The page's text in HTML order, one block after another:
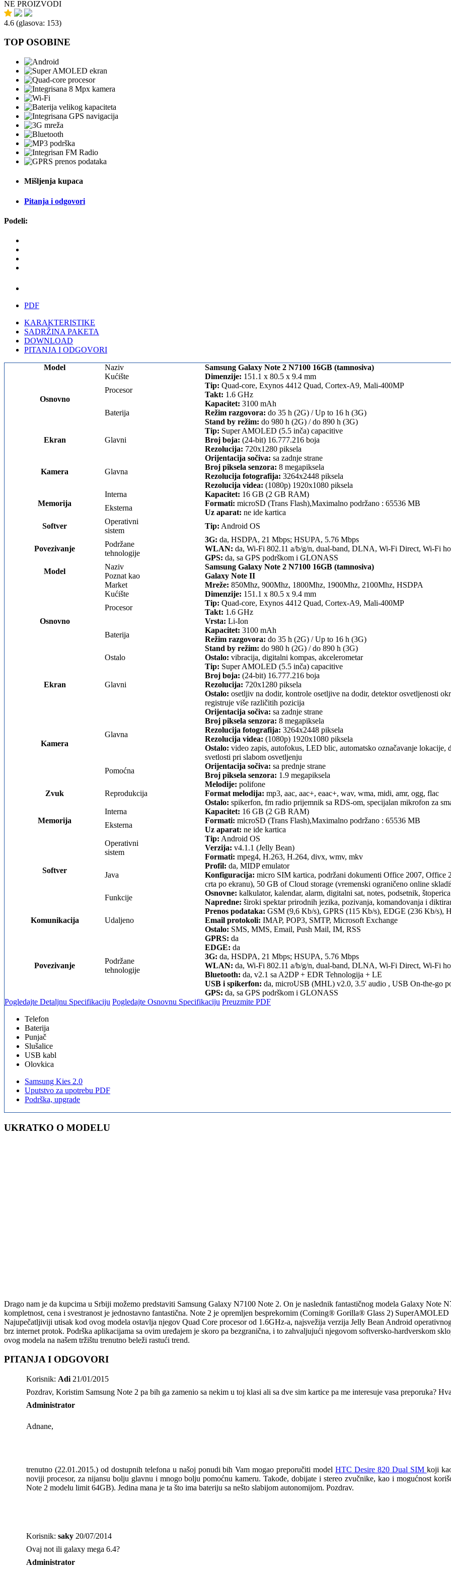
NE PROIZVODI
4.6 (glasova: 153)
TOP OSOBINE
Mišljenja kupaca
Pitanja i odgovori
Podeli:
PDF
KARAKTERISTIKE
SADRŽINA PAKETA
DOWNLOAD
PITANJA I ODGOVORI
Model Naziv Samsung Galaxy Note 2 N7100 16GB (tamnosiva)
Osnovno
Kućište Dimenzije: 151.1 x 80.5 x 9.4 mm
Procesor
Tip: Quad-core, Exynos 4412 Quad, Cortex-A9, Mali-400MP
Takt: 1.6 GHz
Baterija
Kapacitet: 3100 mAh
Režim razgovora: do 35 h (2G) / Up to 16 h (3G)
Stand by režim: do 980 h (2G) / do 890 h (3G)
Ekran Glavni
Tip: Super AMOLED (5.5 inča) capacitive
Broj boja: (24-bit) 16.777.216 boja
Rezolucija: 720x1280 piksela
Kamera Glavna
Orijentacija sočiva: sa zadnje strane
Broj piksela senzora: 8 megapiksela
Rezolucija fotografija: 3264x2448 piksela
Rezolucija videa: (1080p) 1920x1080 piksela
Memorija
Interna Kapacitet: 16 GB (2 GB RAM)
Eksterna
Formati: microSD (Trans Flash),Maximalno podržano : 65536 MB
Uz aparat: ne ide kartica
Softver
Operativni
sistem
Tip: Android OS
Povezivanje
Podržane
tehnologije
3G: da, HSDPA, 21 Mbps; HSUPA, 5.76 Mbps
WLAN: da, Wi-Fi 802.11 a/b/g/n, dual-band, DLNA, Wi-Fi Direct, Wi-Fi
GPS: da, sa GPS podrškom i GLONASS
Model
Naziv
Samsung Galaxy Note 2 N7100 16GB (tamnosiva)
Poznat kao
Galaxy Note II
Osnovno
Market Mreže: 850Mhz, 900Mhz, 1800Mhz, 1900Mhz, 2100Mhz, HSDPA
Kućište
Dimenzije: 151.1 x 80.5 x 9.4 mm
Procesor
Tip: Quad-core, Exynos 4412 Quad, Cortex-A9, Mali-400MP
Takt: 1.6 GHz
Baterija
Vrsta: Li-Ion
Kapacitet: 3100 mAh
Režim razgovora: do 35 h (2G) / Up to 16 h (3G)
Stand by režim: do 980 h (2G) / do 890 h (3G)
Ostalo
Ostalo: vibracija, digitalni kompas, akcelerometar
Ekran Glavni
Tip: Super AMOLED (5.5 inča) capacitive
Broj boja: (24-bit) 16.777.216 boja
Rezolucija: 720x1280 piksela
Ostalo: osetljiv na dodir, kontrole osetljive na dodir, detektor osvetljenosti
registruje više različitih pozicija
Kamera
Glavna
Orijentacija sočiva: sa zadnje strane
Broj piksela senzora: 8 megapiksela
Rezolucija fotografija: 3264x2448 piksela
Rezolucija videa: (1080p) 1920x1080 piksela
Ostalo: video zapis, autofokus, LED blic, automatsko označavanje
svetlosti pri slabom osvetljenju
Pomoćna
Orijentacija sočiva: sa prednje strane
Broj piksela senzora: 1.9 megapiksela
Zvuk Reprodukcija
Melodije: polifone
Format melodija: mp3, aac, aac+, eaac+, wav, wma, midi, amr, ogg, flac
Ostalo: spikerfon, fm radio prijemnik sa RDS-om, specijalan mikrofon za
Memorija
Interna Kapacitet: 16 GB (2 GB RAM)
Eksterna
Formati: microSD (Trans Flash),Maximalno podržano : 65536 MB
Uz aparat: ne ide kartica
Softver
Operativni
sistem
Tip: Android OS
Verzija: v4.1.1 (Jelly Bean)
Formati: mpeg4, H.263, H.264, divx, wmv, mkv
Java
Profil: da, MIDP emulator
Konfiguracija: micro SIM kartica, podržani dokumenti Office 2007, Office
crta po ekranu), 50 GB of Cloud storage (vremenski ograničeno online
Funkcije
Osnovne: kalkulator, kalendar, alarm, digitalni sat, notes, podsetnik, štoperica
Napredne: široki spektar prirodnih jezika, pozivanja, komandovanja i
Komunikacija Udaljeno
Prenos podataka: GSM (9,6 Kb/s), GPRS (115 Kb/s), EDGE (236 Kb/s),
Email protokoli: IMAP, POP3, SMTP, Microsoft Exchange
Ostalo: SMS, MMS, Email, Push Mail, IM, RSS
Povezivanje
Podržane
tehnologije
GPRS: da
EDGE: da
3G: da, HSDPA, 21 Mbps; HSUPA, 5.76 Mbps
WLAN: da, Wi-Fi 802.11 a/b/g/n, dual-band, DLNA, Wi-Fi Direct, Wi-Fi
Bluetooth: da, v2.1 sa A2DP + EDR Tehnologija + LE
USB i spikerfon: da, microUSB (MHL) v2.0, 3.5' audio , USB On-the-go
GPS: da, sa GPS podrškom i GLONASS
Pogledajte Detaljnu Specifikaciju Pogledajte Osnovnu Specifikaciju Preuzmite PDF
Telefon
Baterija
Punjač
Slušalice
USB kabl
Olovkica
Samsung Kies 2.0
Uputstvo za upotrebu PDF
Podrška, upgrade
UKRATKO O MODELU
Drago nam je da kupcima u Srbiji možemo predstaviti Samsung Galaxy N7100 Note 2. On je naslednik fantastičnog modela Galaxy Note
kompletnost, cena i svestranost je jednostavno fantastična. Note 2 je opremljen besprekornim (Corning® Gorilla® Glass 2)
Najupečatljiviji utisak kod ovog modela ostavlja njegov Quad Core procesor od 1.6GHz-a, najsvežija verzija Jelly Bean Android
brz internet protok. Podrška aplikacijama sa ovim uređajem je skoro pa bezgranična, i to zahvaljujući njegovom softversko-hardverskom
ovog modela na našem tržištu trenutno beleži rastući trend.
PITANJA I ODGOVORI
Korisnik: Adi 21/01/2015
Pozdrav, Koristim Samsung Note 2 pa bih ga zamenio sa nekim u toj klasi ali sa dve sim kartice pa me interesuje vasa preporuka?
Administrator
Adnane,
trenutno (22.01.2015.) od dostupnih telefona u našoj ponudi bih Vam mogao preporučiti modelHTC Desire 820 Dual SIM koji
noviji procesor, za nijansu bolju glavnu i mnogo bolju pomoćnu kameru. Takođe, dobijate i stereo zvučnike, kao i mogućnost
Note 2 modelu limit 64GB). Jedina mana je ta što ima bateriju sa nešto slabijom autonomijom. Pozdrav.
Korisnik: saky 20/07/2014
Ovaj not ili galaxy mega 6.4?
Administrator